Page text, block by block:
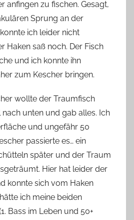
anfingen zu fischen. Gesagt,
Sprung an der
ich leider nicht
Haken saß noch. Der Fisch
und ich konnte ihn
zum Kescher bringen.
wollte der Traumfisch
unten und gab alles. Ich
und ungefähr 50
passierte es… ein
später und der Traum
Hier hat leider der
konnte sich vom Haken
ich meine beiden
Bass im Leben und 50+